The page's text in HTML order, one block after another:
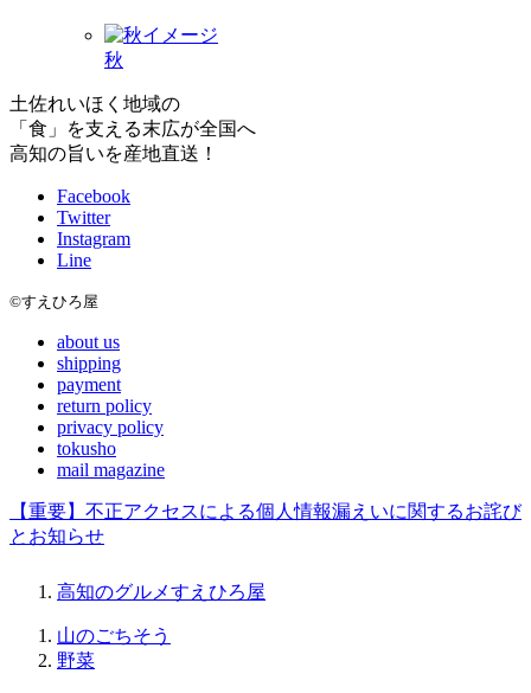
秋
土佐れいほく地域の
「食」を支える末広が全国へ
高知の旨いを産地直送！
Facebook
Twitter
Instagram
Line
©すえひろ屋
about us
shipping
payment
return policy
privacy policy
tokusho
mail magazine
【重要】不正アクセスによる個人情報漏えいに関するお詫び
とお知らせ
高知のグルメすえひろ屋
山のごちそう
野菜